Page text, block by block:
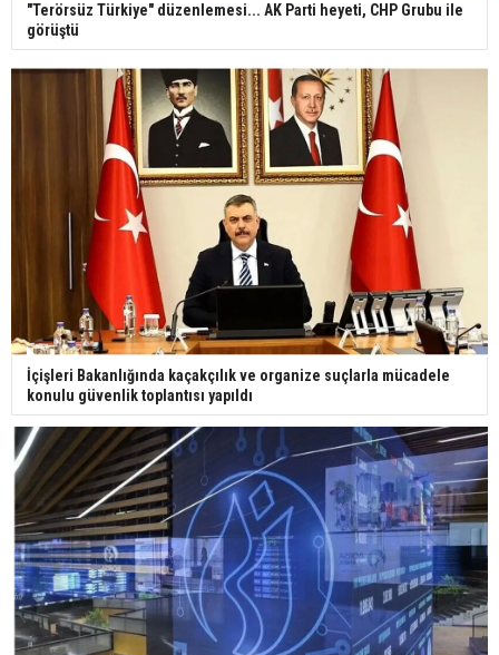
"Terörsüz Türkiye" düzenlemesi... AK Parti heyeti, CHP Grubu ile
görüştü
İçişleri Bakanlığında kaçakçılık ve organize suçlarla mücadele
konulu güvenlik toplantısı yapıldı